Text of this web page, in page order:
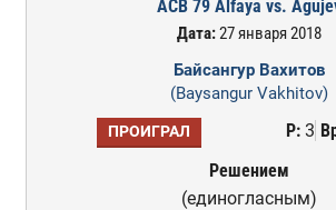
ACB 79 Alfaya vs.
Дата:27 января 2018
Байсангур Вахитов
(Baysangur Vakhitov)
ПРОИГРАЛ Р:3
Решением
(единогласным)